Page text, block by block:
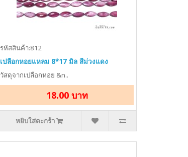
รหัสสินค้า:812
เปลือกหอยแหลม 8*17 มิล สีม่วงแดง
วัสดุจากเปลือกหอย &n..
18.00 บาท
หยิบใส่ตะกร้า